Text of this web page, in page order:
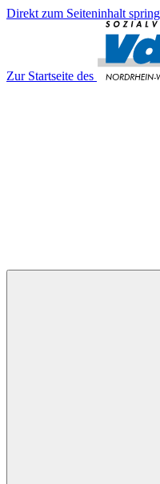
Direkt zum Seiteninhalt
Zur Startseite des